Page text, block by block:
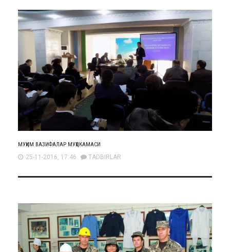
МУҲИМ ВАЗИФАЛАР МУҲОКАМАСИ
25-11-2016, 17:46 TADBIRLAR